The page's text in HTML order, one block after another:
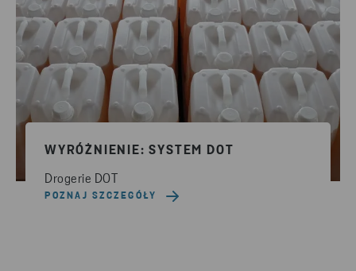
WYRÓŻNIENIE: SYSTEM DOT
Drogerie DOT
POZNAJ SZCZEGÓŁY